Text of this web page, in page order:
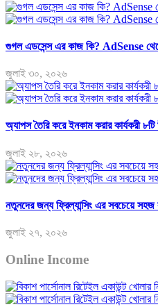
গুগল এডসেন্স এর কাজ কি? AdSense
জুলাই ৩০, ২০২৬
অ্যাপস তৈরি করে ইনকাম করার কার্যকরী
জুলাই ২৮, ২০২৬
নতুনদের জন্য ফ্রিল্যান্সিং এর সবচেয়ে
জুলাই ২৭, ২০২৬
Online Income